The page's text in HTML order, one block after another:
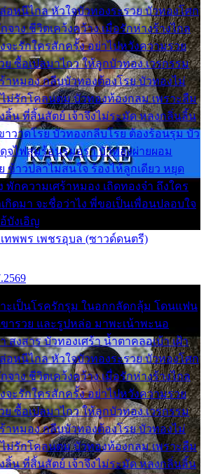
หนีไกล หัวใจบัวทองระรวย บัวทองโศก
จาง ชีวิตเคว้งคว้าง เมื่อรักห่างร้างไกล
ะรักใครสักครั้ง อย่าไปหวังความรวย
ย ซื้อเปลมาไกว ให้ลูกบัวทอง เวรกรรม
าหมอง กลีบบัวทองต้องโรย บัวทองไม่
ม่รักโคลนตม บัวทองท้องกลม เพราะลืม
น ที่สิ้นสัตย์ เจ้าจึงไม่ระมัด หลงกลิ่นลิ้น
าวาดโรย บัวทองกลีบโรย ต้องร้อนรุม บัว
จไฟสุมร้อนรุมอุรา บัวทองผ่ายผอม
ข้าวปลาไม่สนใจ ร้องไห้ลูกเดียว หยุด
พักความเศร้าหมอง เถิดทองจ๋า ถึงใคร
เกิดมา จะชื่อว่าไง พี่ขอเป็นเพื่อนปลอบใจ
บังเอิญ
ทพพร เพชรอุบล (ซาวด์ดนตรี)
ะเป็นโรครักรุม ในอกกลัดกลุ้ม โดนแฟน
ารวย และรูปหล่อ มาพะเน้าพะนอ
สงสาร บัวทองเศร้า น้ำตาคลอเบ้า เฝ้า
หนีไกล หัวใจบัวทองระรวย บัวทองโศก
จาง ชีวิตเคว้งคว้าง เมื่อรักห่างร้างไกล
ะรักใครสักครั้ง อย่าไปหวังความรวย
ย ซื้อเปลมาไกว ให้ลูกบัวทอง เวรกรรม
าหมอง กลีบบัวทองต้องโรย บัวทองไม่
ม่รักโคลนตม บัวทองท้องกลม เพราะลืม
น ที่สิ้นสัตย์ เจ้าจึงไม่ระมัด หลงกลิ่นลิ้น